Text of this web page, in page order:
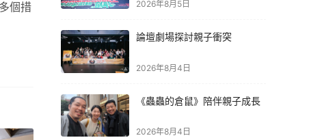
個措
2026年8月5日
論壇劇場探討親子衝突
2026年8月4日
《蟲蟲的倉鼠》陪伴親子成長
2026年8月4日